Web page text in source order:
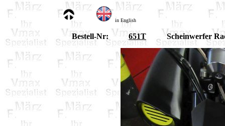
in English
Bestell-Nr: 651T Scheinwerfer